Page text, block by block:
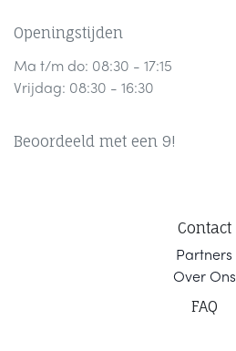
Openingstijden
Ma t/m do: 08:30 - 17:15
Vrijdag: 08:30 - 16:30
Beoordeeld met een 9!
Contact
Partners
Over Ons
FAQ